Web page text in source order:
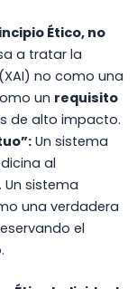
Ético, no
a tratar la
no como una
un requisito
de alto impacto.
Un sistema
al
sistema
una verdadera
el